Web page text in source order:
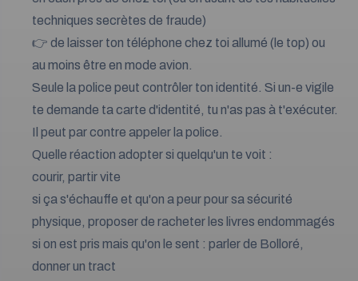
techniques secrètes de fraude)
👉 de laisser ton téléphone chez toi allumé (le top) ou
au moins être en mode avion.
Seule la police peut contrôler ton identité. Si un-e vigile
te demande ta carte d'identité, tu n'as pas à t'exécuter.
Il peut par contre appeler la police.
Quelle réaction adopter si quelqu'un te voit :
courir, partir vite
si ça s'échauffe et qu'on a peur pour sa sécurité
physique, proposer de racheter les livres endommagés
si on est pris mais qu'on le sent : parler de Bolloré,
donner un tract